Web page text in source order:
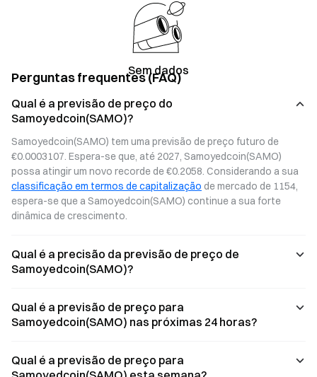
Sem dados
Perguntas frequentes (FAQ)
Qual é a previsão de preço do
Samoyedcoin(SAMO)?
Samoyedcoin(SAMO) tem uma previsão de preço futuro de
€0.0003107. Espera-se que, até 2027, Samoyedcoin(SAMO)
classificação em termos de capitalização de mercado de 1154,
espera-se que a Samoyedcoin(SAMO) continue a sua forte
dinâmica de crescimento.
Qual é a precisão da previsão de preço de
Samoyedcoin(SAMO)?
Qual é a previsão de preço para
Samoyedcoin(SAMO) nas próximas 24 horas?
Qual é a previsão de preço para